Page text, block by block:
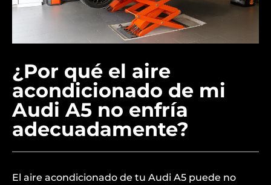
¿Por qué el aire
acondicionado de mi
Audi A5 no enfría
adecuadamente?
El aire acondicionado de tu Audi A5 puede no